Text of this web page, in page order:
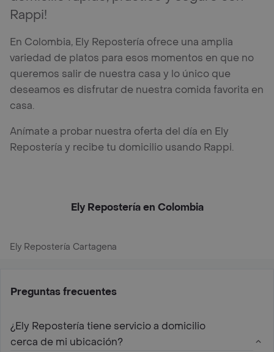
Rappi!
En Colombia, Ely Repostería ofrece una amplia
variedad de platos para esos momentos en que no
queremos salir de nuestra casa y lo único que
deseamos es disfrutar de nuestra comida favorita en
casa.
Anímate a probar nuestra oferta del día en Ely
Repostería y recibe tu domicilio usando Rappi.
Ely Repostería en Colombia
Ely Repostería Cartagena
Preguntas frecuentes
¿Ely Repostería tiene servicio a domicilio
cerca de mi ubicación?